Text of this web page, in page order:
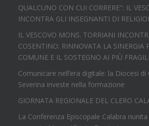
QUALCUNO CON CUI CORRERE": IL
INCONTRA GLI INSEGNANTI DI
IL VESCOVO MONS. TORRIANI
COSENTINO: RINNOVATA LA SINERGIA
COMUNE E IL SOSTEGNO AI PIÙ FRAGILI
Comunicare nell’era digitale: la Diocesi
Severina investe nella formazione
GIORNATA REGIONALE DEL CLERO
La Conferenza Episcopale Calabra